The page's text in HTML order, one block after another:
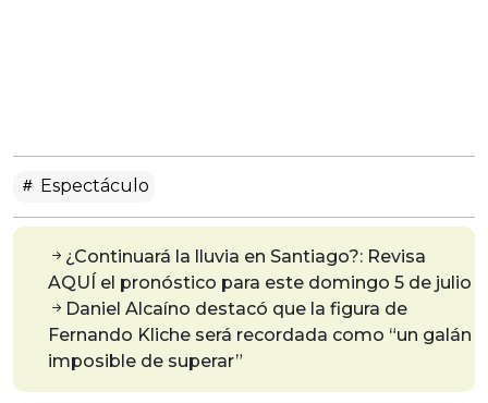
Espectáculo
¿Continuará la lluvia en Santiago?: Revisa
AQUÍ el pronóstico para este domingo 5 de julio
Daniel Alcaíno destacó que la figura de
Fernando Kliche será recordada como “un galán
imposible de superar”